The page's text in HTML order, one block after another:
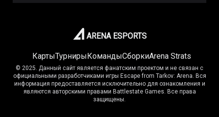
Arena Cup Series II
7 ноября, 17:00
Virtus.pro 9:6 AdAstra
ARENA ESPORTS
КартыТурнирыКомандыСборкиArena Strats
© 2025. Данный сайт является фанатским проектом и не связан с
официальными разработчиками игры Escape from Tarkov: Arena. Вся
информация предоставляется исключительно для ознакомления и
являются авторскими правами Battlestate Games. Все права
защищены.